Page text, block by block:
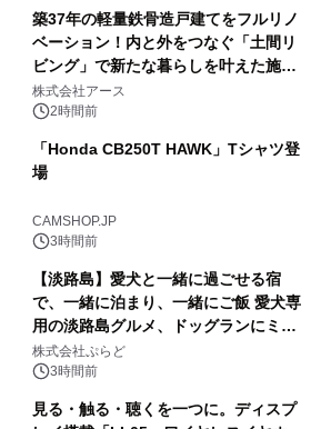
築37年の軽量鉄骨造戸建てをフルリノ
ベーション！内と外をつなぐ「土間リ
ビング」で新たな暮らしを叶えた施工
事例を株式会社アースが公開
株式会社アース
2時間前
「Honda CB250T HAWK」Tシャツ登
場
CAMSHOP.JP
3時間前
【淡路島】愛犬と一緒に過ごせる宿
で、一緒に泊まり、一緒にご飯 愛犬専
用の淡路島グルメ、ドッグランにミニ
プール グランピングとトレーラーハウ
スの2施設で
株式会社ぷらど
3時間前
見る・触る・聴くを一つに。ディスプ